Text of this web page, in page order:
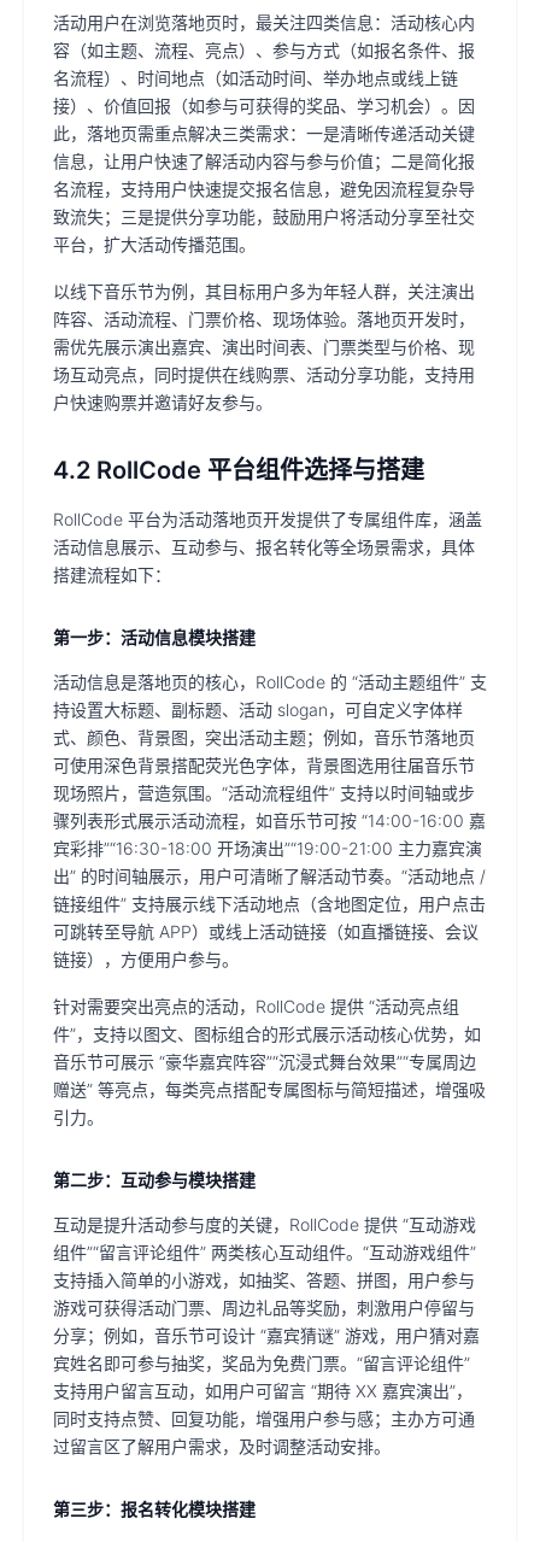
活动用户在浏览落地页时，最关注四类信息：活动核心内
容（如主题、流程、亮点）、参与方式（如报名条件、报
名流程）、时间地点（如活动时间、举办地点或线上链
接）、价值回报（如参与可获得的奖品、学习机会）。因
此，落地页需重点解决三类需求：一是清晰传递活动关键
信息，让用户快速了解活动内容与参与价值；二是简化报
名流程，支持用户快速提交报名信息，避免因流程复杂导
致流失；三是提供分享功能，鼓励用户将活动分享至社交
平台，扩大活动传播范围。
以线下音乐节为例，其目标用户多为年轻人群，关注演出
阵容、活动流程、门票价格、现场体验。落地页开发时，
需优先展示演出嘉宾、演出时间表、门票类型与价格、现
场互动亮点，同时提供在线购票、活动分享功能，支持用
户快速购票并邀请好友参与。
4.2 RollCode 平台组件选择与搭建
RollCode 平台为活动落地页开发提供了专属组件库，涵盖
活动信息展示、互动参与、报名转化等全场景需求，具体
搭建流程如下：
第一步：活动信息模块搭建
活动信息是落地页的核心，RollCode 的 “活动主题组件” 支
持设置大标题、副标题、活动 slogan，可自定义字体样
式、颜色、背景图，突出活动主题；例如，音乐节落地页
可使用深色背景搭配荧光色字体，背景图选用往届音乐节
现场照片，营造氛围。“活动流程组件” 支持以时间轴或步
骤列表形式展示活动流程，如音乐节可按 “14:00-16:00 嘉
宾彩排”“16:30-18:00 开场演出”“19:00-21:00 主力嘉宾演
出” 的时间轴展示，用户可清晰了解活动节奏。“活动地点 /
链接组件” 支持展示线下活动地点（含地图定位，用户点击
可跳转至导航 APP）或线上活动链接（如直播链接、会议
链接），方便用户参与。
针对需要突出亮点的活动，RollCode 提供 “活动亮点组
件”，支持以图文、图标组合的形式展示活动核心优势，如
音乐节可展示 “豪华嘉宾阵容”“沉浸式舞台效果”“专属周边
赠送” 等亮点，每类亮点搭配专属图标与简短描述，增强吸
引力。
第二步：互动参与模块搭建
互动是提升活动参与度的关键，RollCode 提供 “互动游戏
组件”“留言评论组件” 两类核心互动组件。“互动游戏组件”
支持插入简单的小游戏，如抽奖、答题、拼图，用户参与
游戏可获得活动门票、周边礼品等奖励，刺激用户停留与
分享；例如，音乐节可设计 “嘉宾猜谜” 游戏，用户猜对嘉
宾姓名即可参与抽奖，奖品为免费门票。“留言评论组件”
支持用户留言互动，如用户可留言 “期待 XX 嘉宾演出”，
同时支持点赞、回复功能，增强用户参与感；主办方可通
过留言区了解用户需求，及时调整活动安排。
第三步：报名转化模块搭建